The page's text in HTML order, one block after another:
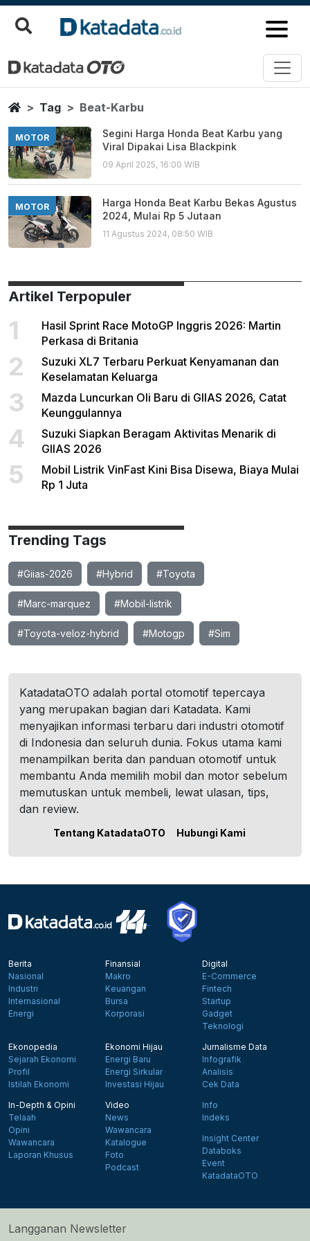
Beat Karbu
Berita Terbaru
HomeTag Beat-Karbu
MOTOR
Segini Harga Honda Beat Karbu yang
Viral Dipakai Lisa Blackpink
09 April 2025, 16:00 WIB
MOTOR
Harga Honda Beat Karbu Bekas Agustus
2024, Mulai Rp 5 Jutaan
11 Agustus 2024, 08:50 WIB
Artikel Terpopuler
1
Hasil Sprint Race MotoGP Inggris 2026: Martin
Perkasa di Britania
2
Suzuki XL7 Terbaru Perkuat Kenyamanan dan
Keselamatan Keluarga
3
Mazda Luncurkan Oli Baru di GIIAS 2026, Catat
Keunggulannya
4
Suzuki Siapkan Beragam Aktivitas Menarik di
GIIAS 2026
5
Mobil Listrik VinFast Kini Bisa Disewa, Biaya Mulai
Rp 1 Juta
Trending Tags
#Giias-2026 #Hybrid #Toyota
#Marc-marquez #Mobil-listrik
#Toyota-veloz-hybrid #Motogp #Sim
KatadataOTO adalah portal otomotif tepercaya
yang merupakan bagian dari Katadata. Kami
menyajikan informasi terbaru dari industri otomotif
di Indonesia dan seluruh dunia. Fokus utama kami
menampilkan berita dan panduan otomotif untuk
membantu Anda memilih mobil dan motor sebelum
memutuskan untuk membeli, lewat ulasan, tips,
dan review.
Tentang KatadataOTO Hubungi Kami
Berita
Nasional
Industri
Internasional
Energi
Finansial
Makro
Keuangan
Bursa
Korporasi
Digital
E-Commerce
Fintech
Startup
Gadget
Teknologi
Ekonopedia
Sejarah Ekonomi
Profil
Istilah Ekonomi
Ekonomi Hijau
Energi Baru
Energi Sirkular
Investasi Hijau
Jurnalisme Data
Infografik
Analisis
Cek Data
In-Depth & Opini
Telaah
Opini
Wawancara
Laporan Khusus
Video
News
Wawancara
Katalogue
Foto
Podcast
Info
Indeks
Insight Center
Databoks
Event
KatadataOTO
Langganan Newsletter